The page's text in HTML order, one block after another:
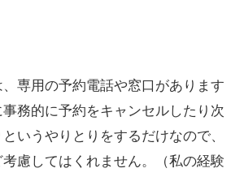
専用の予約電話や窓口があります
務的に予約をキャンセルしたり次
いうやりとりをするだけなので、
慮してはくれません。（私の経験